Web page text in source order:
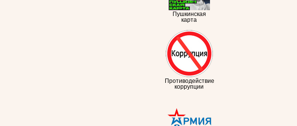
Пушкинская
карта
Противодействие
коррупции